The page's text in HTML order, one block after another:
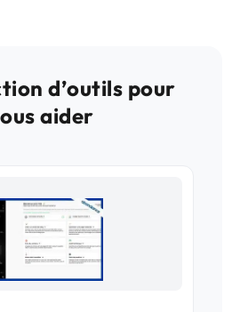
d’outils pour
aider